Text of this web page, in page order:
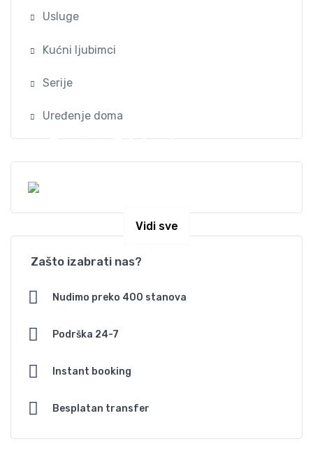
Usluge
Kućni ljubimci
Serije
Uređenje doma
Preko 300 stanova na
Vidi sve
Zašto izabrati nas?
Nudimo preko 400 stanova
Podrška 24-7
Instant booking
Besplatan transfer